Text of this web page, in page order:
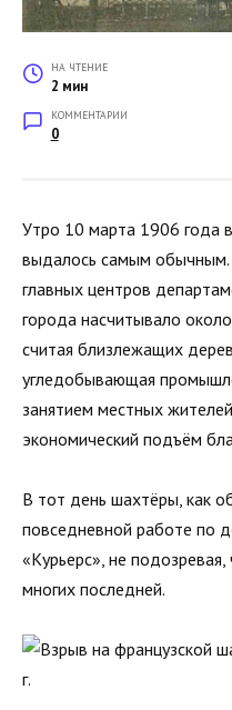
НА ЧТЕНИЕ
2 мин
КОММЕНТАРИИ
0
Утро 10 марта 1906 года
выдалось самым обычным.
главных центров
города насчитывало
считая близлежащих
угледобывающая
занятием местных
экономический подъём
В тот день шахтёры, как
повседневной работе по
«Курьерс», не
многих последней.